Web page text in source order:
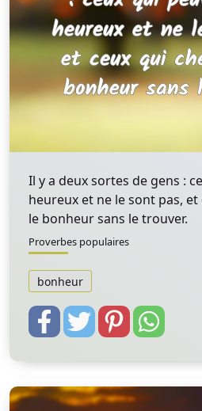
Il y a deux sortes de gens :
heureux et ne le sont pas,
le bonheur sans le trouver.
Proverbes populaires
bonheur